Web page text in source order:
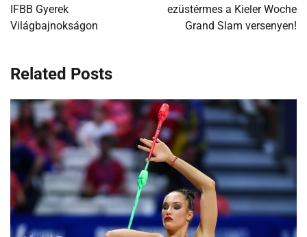
IFBB Gyerek
Világbajnokságon
ezüstérmes a Kieler Woche
Grand Slam versenyen!
Related Posts